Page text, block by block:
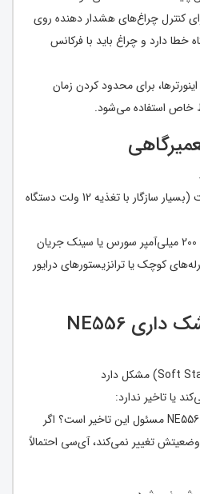
کنترل چراغ‌های هشدار دهنده روی
دارد و چراغ باید با فرکانس
برای محدود کردن زمان
ولتاژ کاری: حدود 4.5 تا 16 ولت (بسیار سازگار با تغذیه 12 ولت دستگاه
خروجی جریان بالا: می‌تواند تا 200 میلی‌آمپر سورس یا سینک جریان
کوچک یا ترانزیستورهای درایور
عیب‌یابی (وقتی شک داری NE556
یا تاخیر ندارد:
تست: چک کن آیا یک نیمه از NE556 مسئول این تاخیر است؟ اگر
خروجی (مثلاً پایه 5 یا 9) وضعیتش تغییر نمی‌کند، آی‌سی احتمالاً